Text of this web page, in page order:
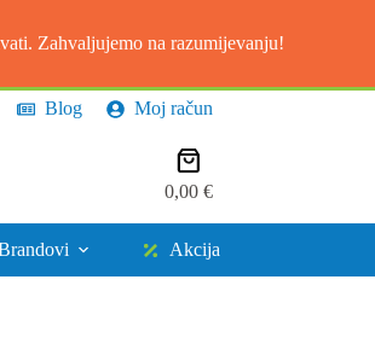
Zahvaljujemo na razumijevanju!
Blog Moj račun
Košarica
0,00 €
Akcija